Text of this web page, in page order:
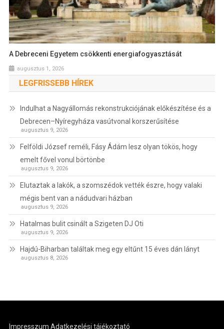
A Debreceni Egyetem csökkenti energiafogyasztását
augusztus 1, 2026
LEGFRISSEBB HÍREK
Indulhat a Nagyállomás rekonstrukciójának előkészítése és a
Debrecen–Nyíregyháza vasútvonal korszerűsítése
augusztus 9, 2026
Felföldi József reméli, Fásy Ádám lesz olyan tökös, hogy
emelt fővel vonul börtönbe
augusztus 9, 2026
Elutaztak a lakók, a szomszédok vették észre, hogy valaki
mégis bent van a nádudvari házban
augusztus 9, 2026
Hatalmas bulit csinált a Szigeten DJ Oti
augusztus 9, 2026
Hajdú-Biharban találtak meg egy eltűnt 15 éves dán lányt
augusztus 8, 2026
Impresszum Adatkezelési tájékoztató